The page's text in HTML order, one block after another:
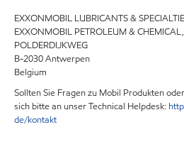
EXXONMOBIL LUBRICANTS &
EXXONMOBIL PETROLEUM &
POLDERDIJKWEG
B-2030 Antwerpen
Belgium
Sollten Sie Fragen zu Mobil Produkten
sich bitte an unser Technical Helpdesk:
de/kontakt